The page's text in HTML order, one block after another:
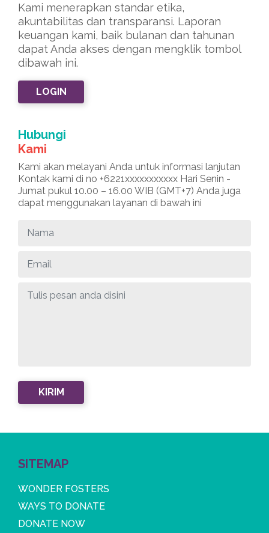
Kami menerapkan standar etika,
akuntabilitas dan transparansi. Laporan
keuangan kami, baik bulanan dan tahunan
dapat Anda akses dengan mengklik tombol
dibawah ini.
LOGIN
Hubungi
Kami
Kami akan melayani Anda untuk informasi lanjutan
Kontak kami di no +6221xxxxxxxxxxx Hari Senin -
Jumat pukul 10.00 – 16.00 WIB (GMT+7) Anda juga
dapat menggunakan layanan di bawah ini
SITEMAP
WONDER FOSTERS
WAYS TO DONATE
DONATE NOW